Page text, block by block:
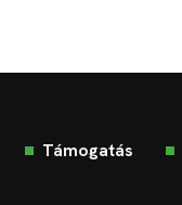
Támogatás